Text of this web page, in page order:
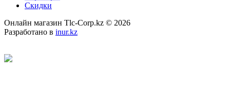
Скидки
Онлайн магазин Tlc-Corp.kz © 2026
Разработано в inur.kz